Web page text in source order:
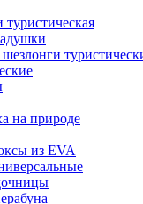
на природе
из EVA